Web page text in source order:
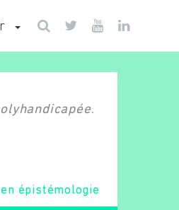
.
épistémologie